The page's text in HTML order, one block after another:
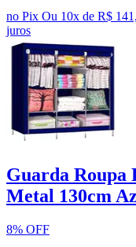
no Pix Ou 10x de R$
juros
Guarda Roupa
Metal 130cm
8% OFF